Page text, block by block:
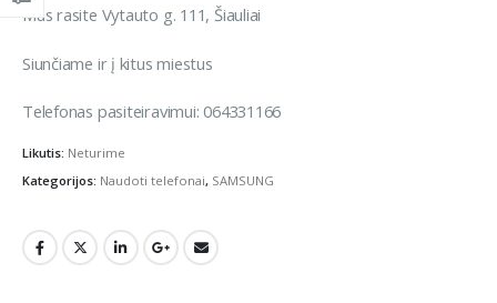
Mus rasite Vytauto g. 111, Šiauliai
Siunčiame ir į kitus miestus
Telefonas pasiteiravimui: 064331166
Likutis: Neturime
Kategorijos: Naudoti telefonai, SAMSUNG